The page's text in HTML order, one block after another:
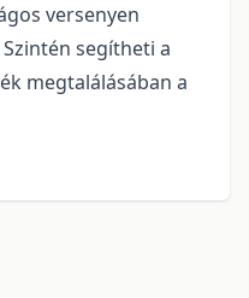
versenyen
segítheti a
megtalálásában a